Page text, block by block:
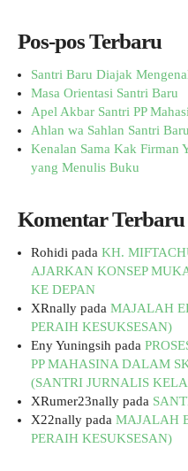
Pos-pos Terbaru
Santri Baru Diajak
Masa Orientasi Santri Baru
Apel Akbar Santri PP
Ahlan wa Sahlan Santri
Kenalan Sama Kak Firman
yang Menulis Buku
Komentar Terbaru
Rohidi pada KH.
AJARKAN KONSEP
KE DEPAN
XRnally pada MAJALAH
PERAIH KESUKSESAN)
Eny Yuningsih pada
PP MAHASINA DALAM
(SANTRI JURNALIS
XRumer23nally pada
X22nally pada MAJALAH
PERAIH KESUKSESAN)